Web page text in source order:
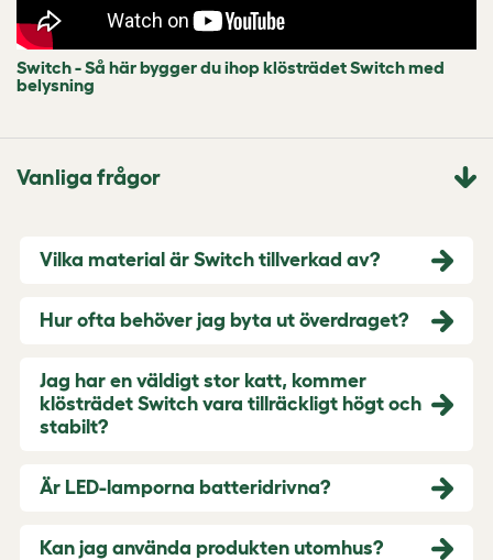
Switch - Så här bygger du ihop klösträdet Switch med
belysning
Vanliga frågor
Vilka material är Switch tillverkad av?
Hur ofta behöver jag byta ut överdraget?
Jag har en väldigt stor katt, kommer
klösträdet Switch vara tillräckligt högt och
stabilt?
Är LED-lamporna batteridrivna?
Kan jag använda produkten utomhus?